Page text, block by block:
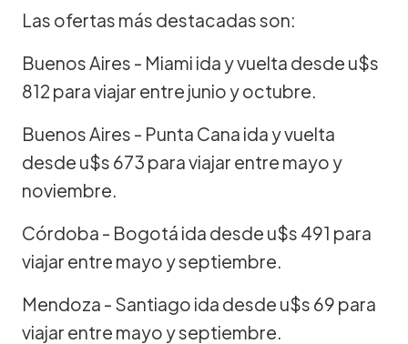
Las ofertas más destacadas son:
Buenos Aires - Miami ida y vuelta desde u$s
812 para viajar entre junio y octubre.
Buenos Aires - Punta Cana ida y vuelta
desde u$s 673 para viajar entre mayo y
noviembre.
Córdoba - Bogotá ida desde u$s 491 para
viajar entre mayo y septiembre.
Mendoza - Santiago ida desde u$s 69 para
viajar entre mayo y septiembre.